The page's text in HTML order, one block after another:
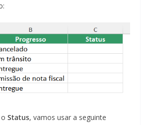
Status, vamos usar a seguinte